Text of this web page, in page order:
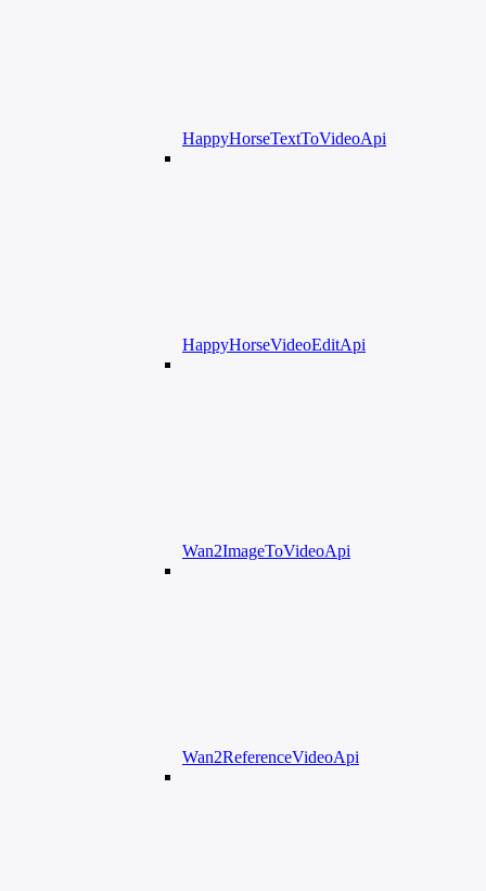
HappyHorseTextToVideoApi
HappyHorseVideoEditApi
Wan2ImageToVideoApi
Wan2ReferenceVideoApi